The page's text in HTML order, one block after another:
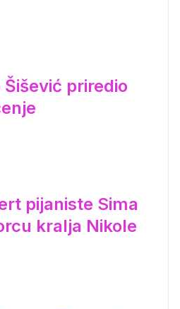
priredio
pijaniste Sima
kralja Nikole